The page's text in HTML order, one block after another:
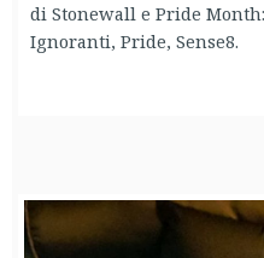
di Stonewall e Pride
Ignoranti, Pride, Sense8.